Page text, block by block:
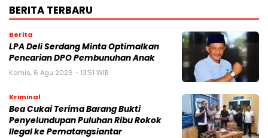
BERITA TERBARU
Berita
LPA Deli Serdang Minta Optimalkan
Pencarian DPO Pembunuhan Anak
Kamis, 6 Agu 2026 - 13:51 WIB
Kriminal
Bea Cukai Terima Barang Bukti
Penyelundupan Puluhan Ribu Rokok
Ilegal ke Pematangsiantar